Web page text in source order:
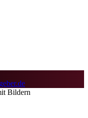
Bildern